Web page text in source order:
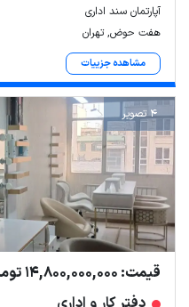
آپارتمان سند اداری
هفت حوض, تهران
مشاهده جزییات
4 تصویر
قیمت: 14,800,000,000 تومان